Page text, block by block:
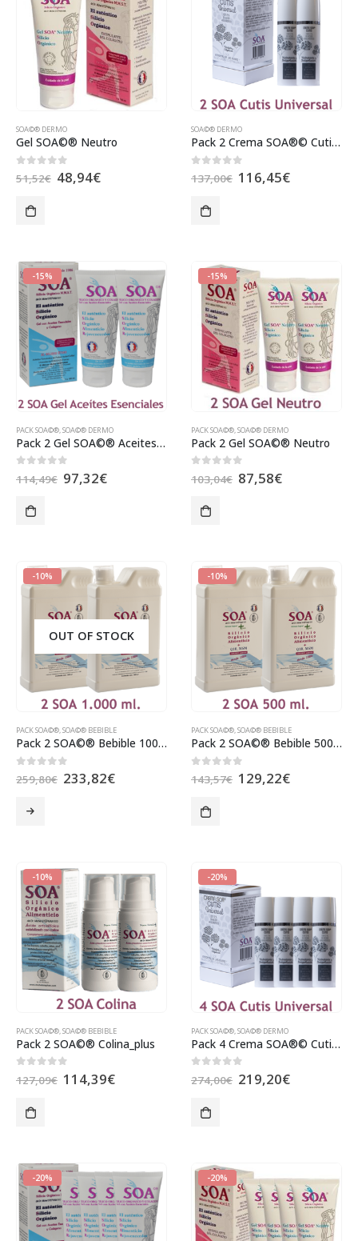
SOA©® DERMO
Gel SOA©® Neutro
out of 5
51,52€ 48,94€
SOA©® DERMO
Pack 2 Crema SOA®© Cutis Universal
out of 5
137,00€ 116,45€
-15%
PACK SOA©®,SOA©® DERMO
Pack 2 Gel SOA©® Aceites Esenciales
out of 5
114,49€ 97,32€
-15%
PACK SOA©®,SOA©® DERMO
Pack 2 Gel SOA©® Neutro
out of 5
103,04€ 87,58€
-10%
OUT OF STOCK
PACK SOA©®,SOA©® BEBIBLE
Pack 2 SOA©® Bebible 1000ml.
out of 5
259,80€ 233,82€
-10%
PACK SOA©®,SOA©® BEBIBLE
Pack 2 SOA©® Bebible 500ml.
out of 5
143,57€ 129,22€
-10%
PACK SOA©®,SOA©® BEBIBLE
Pack 2 SOA©® Colina_plus
out of 5
127,09€ 114,39€
-20%
PACK SOA©®,SOA©® DERMO
Pack 4 Crema SOA®© Cutis Universal
out of 5
274,00€ 219,20€
-20% -20%